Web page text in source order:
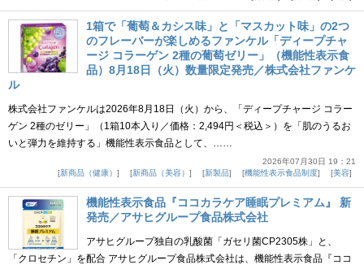
1箱で「葡萄＆カシス味」と「マスカット味」の2つ
のフレーバーが楽しめるファンケル「ディープチャ
ージ コラーゲン 2種の葡萄ゼリー」（機能性表示食
品）8月18日（火）数量限定発売／株式会社ファンケ
ル
株式会社ファンケルは2026年8月18日（火）から、「ディープチャージ コラー
ゲン 2種のゼリー」（1箱10本入り／価格：2,494円＜税込＞）を「肌のうるお
いと弾力を維持する」機能性表示食品として、……
2026年07月30日 19：21
新商品（健康）
新商品（美容） 新製品 機能性表示食品制度 美容
機能性表示食品『ココカラケア睡眠プレミアム』 新
発売／アサヒグループ食品株式会社
アサヒグループ独自の乳酸菌「ガセリ菌CP2305株」と、
「クロセチン」を配合 アサヒグループ食品株式会社は、機能性表示食品『ココ